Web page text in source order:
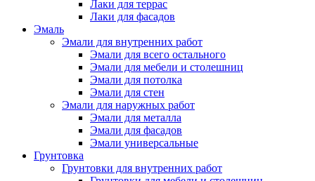
Лаки для террас
Лаки для фасадов
Эмаль
Эмали для внутренних работ
Эмали для всего остального
Эмали для мебели и столешниц
Эмали для потолка
Эмали для стен
Эмали для наружных работ
Эмали для металла
Эмали для фасадов
Эмали универсальные
Грунтовка
Грунтовки для внутренних работ